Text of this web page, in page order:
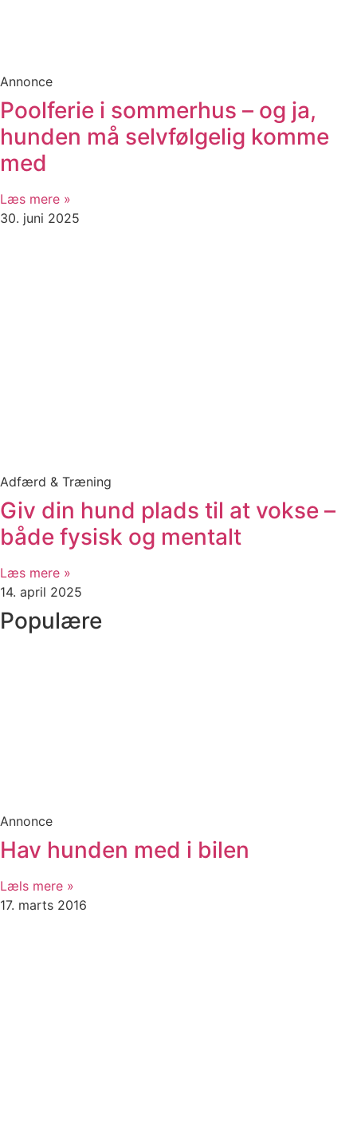
Annonce
Poolferie i sommerhus – og ja,
hunden må selvfølgelig komme
med
Læs mere »
30. juni 2025
Adfærd & Træning
Giv din hund plads til at vokse –
både fysisk og mentalt
Læs mere »
14. april 2025
Populære
Annonce
Hav hunden med i bilen
Læls mere »
17. marts 2016